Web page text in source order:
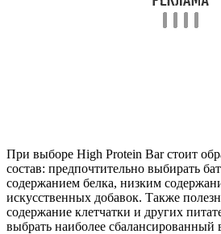
При выборе High Protein Bar стоит
состав: предпочтительно выбирать
содержанием белка, низким
искусственных добавок. Также
содержание клетчатки и других
выбрать наиболее сбалансированный